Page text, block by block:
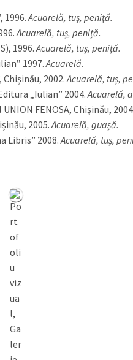
1996.Acuarelă, tuș, peniță.
Acuarelă, tuș, peniță.
1996.Acuarelă, tuș, peniță.
1997.Acuarelă.
2002.Acuarelă, tuș,
„Iulian” 2004.Acuarelă,
FENOSA, Chișinău,
2005.Acuarelă, guașă.
Libris” 2008.Acuarelă, tuș,